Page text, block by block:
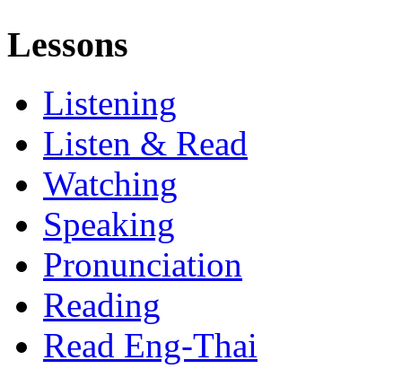
Lessons
Listening
Listen & Read
Watching
Speaking
Pronunciation
Reading
Read Eng-Thai